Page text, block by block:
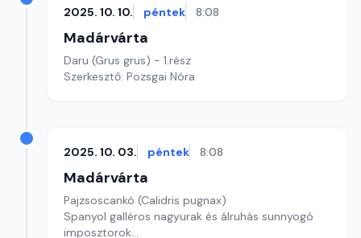
2025. 10. 10. péntek 8:08
Madárvárta
Daru (Grus grus) - 1.rész
Szerkesztő: Pozsgai Nóra
2025. 10. 03. péntek 8:08
Madárvárta
Pajzsoscankó (Calidris pugnax)
Spanyol galléros nagyurak és álruhás sunnyogó
imposztorok...